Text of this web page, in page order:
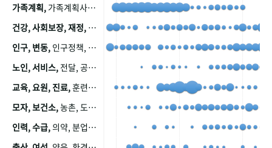
가족계획, 가족계획사업, 가족계획사업평가, 한국가족계획사업, 피임, 보급, 부인, 자궁, 피임약
건강, 사회보장, 재정,
인구, 변동, 인구정책, 저출산, 고령사회, 고령화, 이동, 남북한, 지방자치단체, 컨설팅, 복지정책평가, 집, 사회개발
노인, 서비스, 전달, 공공, 보육, 수요, 공급, 사회서비스, 데이터, 보호, 요양, 아동, 예방, 청소년, 효율, 자원
교육, 요원, 진료,훈련, 보건요원, 마을, 마을건강사업, 보조원, 진료원, 보건진료원, 보건진료원교재
모자, 보건소,농촌, 도시, 금연, 농촌지역, 모자보건사업
인력, 수급,의약, 분업, 식품, 의약품, 의사, 안전